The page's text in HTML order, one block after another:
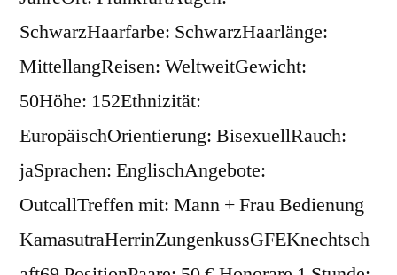
SchwarzHaarfarbe: SchwarzHaarlänge:
MittellangReisen: WeltweitGewicht:
50Höhe: 152Ethnizität:
EuropäischOrientierung: BisexuellRauch:
jaSprachen: EnglischAngebote:
OutcallTreffen mit: Mann + Frau Bedienung
KamasutraHerrinZungenkussGFEKnechtsch